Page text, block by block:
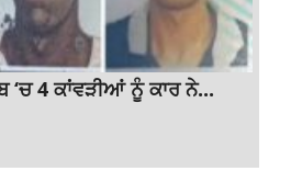
‘ਚ 4 ਕਾਂਵੜੀਆਂ ਨੂੰ ਕਾਰ ਨੇ...